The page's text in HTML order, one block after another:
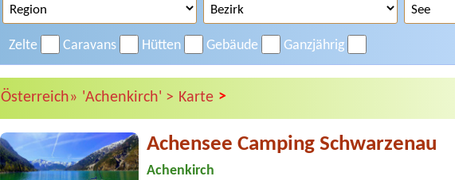
Zelte Caravans Hütten Gebäude Ganzjährig
Österreich» 'Achenkirch' > Karte >
Achensee Camping Schwarzenau
Achenkirch